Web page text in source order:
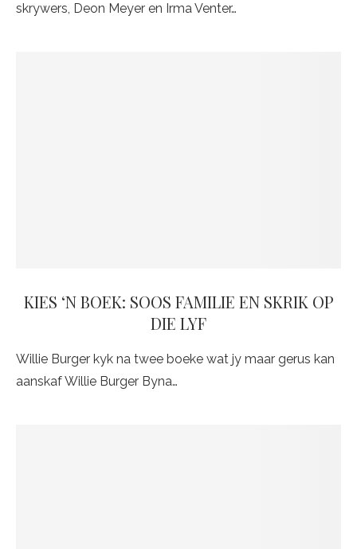
skrywers, Deon Meyer en Irma Venter…
KIES ‘N BOEK: SOOS FAMILIE EN SKRIK OP
DIE LYF
Willie Burger kyk na twee boeke wat jy maar gerus kan
aanskaf Willie Burger Byna…